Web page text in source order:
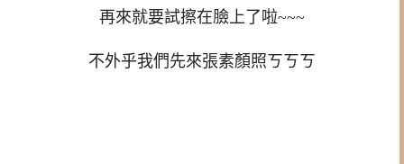
再來就要試擦在臉上了啦~~~
不外乎我們先來張素顏照ㄎㄎㄎ